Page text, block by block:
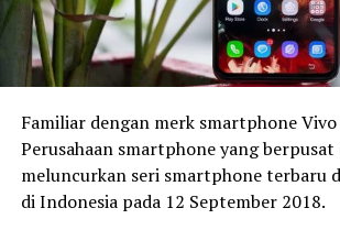
Familiar dengan merk smartphone Vivo
Perusahaan smartphone yang berpusat
meluncurkan seri smartphone terbaru
di Indonesia pada 12 September 2018.